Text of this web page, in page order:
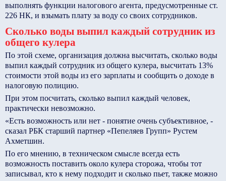
выполнять функции налогового агента, предусмотренные ст.
226 НК, и взымать плату за воду со своих сотрудников.
Сколько воды выпил каждый сотрудник из
общего кулера
По этой схеме, организация должна высчитать, сколько воды
выпил каждый сотрудник из общего кулера, высчитать 13%
стоимости этой воды из его зарплаты и сообщить о доходе в
налоговую полицию.
При этом посчитать, сколько выпил каждый человек,
практически невозможно.
«Есть возможность или нет - понятие очень субъективное, -
сказал РБК старший партнер «Пепеляев Групп» Рустем
Ахметшин.
По его мнению, в техническом смысле всегда есть
возможность поставить около кулера сторожа, чтобы тот
записывал, кто к нему подходит и сколько пьет, также можно